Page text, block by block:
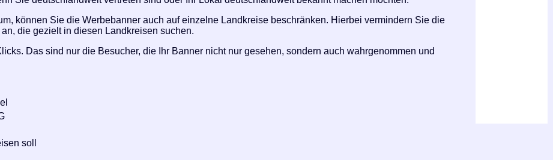
können Sie die Werbebanner auch auf einzelne Landkreise beschränken. Hierbei vermindern Sie die
die gezielt in diesen Landkreisen suchen.
Das sind nur die Besucher, die Ihr Banner nicht nur gesehen, sondern auch wahrgenommen und
soll